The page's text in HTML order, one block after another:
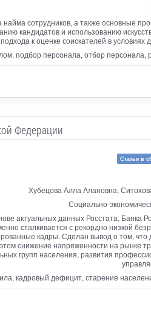
сотрудников, а также основные
кандидатов и использованию
к оценке соискателей в условиях
подбор персонала, отбор персонала,
Федерации
Статья в
Хубецова Алла Алановна,
Социально-
актуальных данных Росстата, Банка
сталкивается с рекордно низкой
кадры. Сделан вывод о том,
снижение напряженности на рынке
групп населения, развития
кадровый дефицит, старение